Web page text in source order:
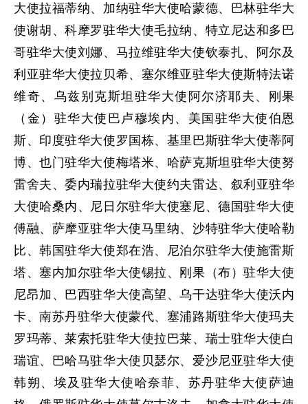
大使拉福蒂纳、加纳驻华大使哈蒙德、巴林驻华大
使谢胡、科摩罗驻华大使毛拉纳、特立尼达和多巴
哥驻华大使刘娜、马拉维驻华大使钦泰扎、阿尔及
利亚驻华大使拉贝希、塞尔维亚驻华大使斯特法诺
维奇、乌兹别克斯坦驻华大使阿尔济耶夫、刚果
（金）驻华大使巴卢穆埃内、美国驻华大使伯恩
斯、印度驻华大使罗国栋、基里巴斯驻华大使蒂阿
博、也门驻华大使梅塔米、哈萨克斯坦驻华大使努
雷舍夫、委内瑞拉驻华大使约夫雷达、叙利亚驻华
大使哈桑内、尼日尔驻华大使塞尼、德国驻华大使
傅融、萨摩亚驻华大使马里纳、沙特驻华大使哈勒
比、韩国驻华大使郑在浩、尼泊尔驻华大使施雷斯
塔、塞内加尔驻华大使锡拉、刚果（布）驻华大使
尼昂加、巴西驻华大使高望、乌干达驻华大使沃内
卡、南苏丹驻华大使蒙代、塞浦路斯驻华大使玛夫
罗玛蒂、莱索托驻华大使拉巴莱、瑞士驻华大使白
瑞谊、巴哈马驻华大使贝瑟尔、爱沙尼亚驻华大使
韩朔、埃及驻华大使哈奈菲、苏丹驻华大使萨迪